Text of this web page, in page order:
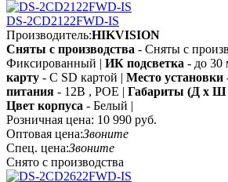
DS-2CD2122FWD-IS
Производитель:HIKVISION
Сняты с производства - Сняты с
Фиксированный | ИК подсветка - до 30
карту - С SD картой | Место установки
питания - 12В , POE | Габариты (Д х Ш
Цвет корпуса - Белый |
Розничная цена: 10 990 руб.
Оптовая цена:Звоните
Спец. цена:Звоните
Снято с производства